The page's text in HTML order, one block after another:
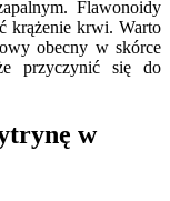
Flawonoidy
krążenie krwi. Warto
obecny w skórce
przyczynić się do
w